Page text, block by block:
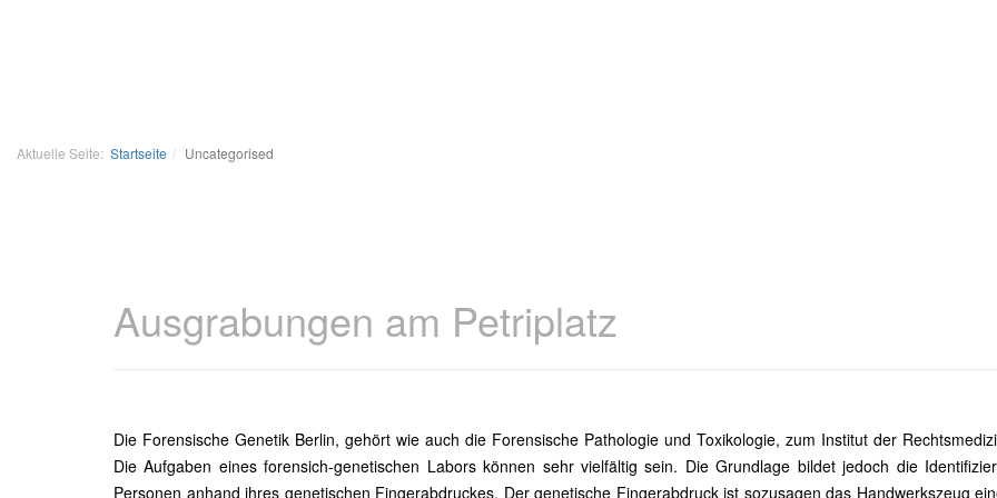
Aktuelle Seite: Startseite Uncategorised
Ausgrabungen am Petriplatz
Die Forensische Genetik Berlin, gehört wie auch die Forensische Pathologie und Toxikologie, zum Institut der
Die Aufgaben eines forensich-genetischen Labors können sehr vielfältig sein. Die Grundlage bildet jedoch die
Personen anhand ihres genetischen Fingerabdruckes. Der genetische Fingerabdruck ist sozusagen das Handwerkszeug